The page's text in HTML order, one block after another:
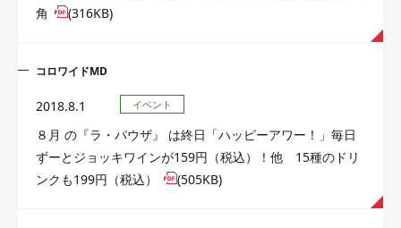
角
(316KB)
コロワイドMD
2018.8.1 イベント
８月 の『ラ・パウザ』 は終日「ハッピーアワー！」毎日
ずーとジョッキワインが159円（税込）！他 15種のドリ
ンクも199円（税込）
(505KB)